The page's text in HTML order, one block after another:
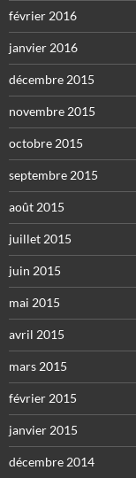
février 2016
janvier 2016
décembre 2015
novembre 2015
octobre 2015
septembre 2015
août 2015
juillet 2015
juin 2015
mai 2015
avril 2015
mars 2015
février 2015
janvier 2015
décembre 2014